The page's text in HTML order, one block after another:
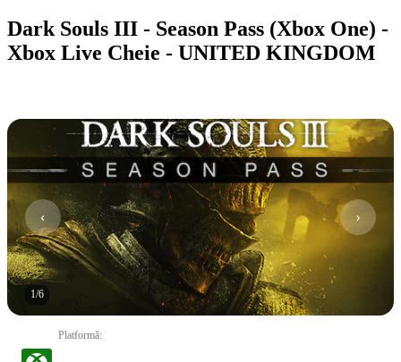
Dark Souls III - Season Pass (Xbox One) -
Xbox Live Cheie - UNITED KINGDOM
1/6
Platformă: